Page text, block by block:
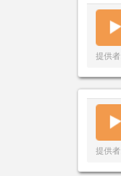
提供
提供